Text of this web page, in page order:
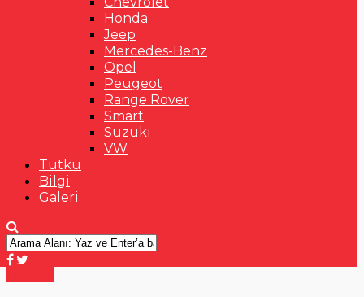
Honda
Jeep
Mercedes-Benz
Opel
Peugeot
Range Rover
Smart
Suzuki
VW
Tutku
Bilgi
Galeri